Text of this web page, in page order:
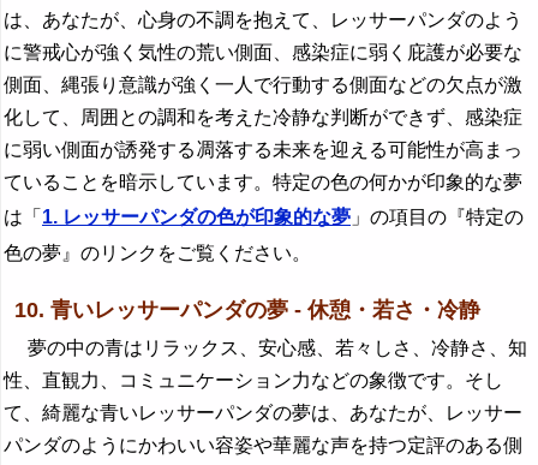
は、あなたが、心身の不調を抱えて、レッサーパンダのよう
に警戒心が強く気性の荒い側面、感染症に弱く庇護が必要な
側面、縄張り意識が強く一人で行動する側面などの欠点が激
化して、周囲との調和を考えた冷静な判断ができず、感染症
に弱い側面が誘発する凋落する未来を迎える可能性が高まっ
ていることを暗示しています。特定の色の何かが印象的な夢
は「 1. レッサーパンダの色が印象的な夢 」の項目の『特定の
色の夢』のリンクをご覧ください。
10. 青いレッサーパンダの夢 - 休憩・若さ・冷静
夢の中の青はリラックス、安心感、若々しさ、冷静さ、知
性、直観力、コミュニケーション力などの象徴です。そし
て、綺麗な青いレッサーパンダの夢は、あなたが、レッサー
パンダのようにかわいい容姿や華麗な声を持つ定評のある側